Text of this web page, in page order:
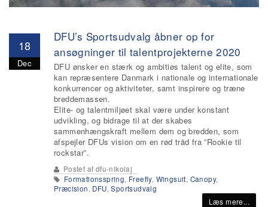
18
Dec
DFU’s Sportsudvalg åbner op for
ansøgninger til talentprojekterne 2020
DFU ønsker en stærk og ambitiøs talent og elite, som
kan repræsentere Danmark i nationale og internationale
konkurrencer og aktiviteter, samt inspirere og træne
breddemassen.
Elite‐ og talentmiljøet skal være under konstant
udvikling, og bidrage til at der skabes
sammenhængskraft mellem dem og bredden, som
afspejler DFUs vision om en rød tråd fra ”Rookie til
rockstar”.
Postet af dfu-nikolaj
Formationsspring, Freefly, Wingsuit, Canopy,
Præcision, DFU,Sportsudvalg
Læs mere...